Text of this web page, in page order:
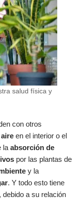
salud física y
con otros
en el interior o el
la absorción de
por las plantas de
y la
. Y todo esto tiene
a su relación